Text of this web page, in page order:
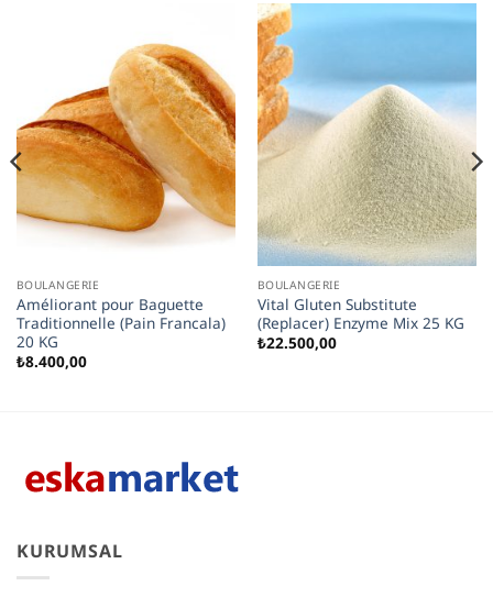
BOULANGERIE
Améliorant pour Baguette
Traditionnelle (Pain Francala)
20 KG
₺8.400,00
BOULANGERIE
Vital Gluten Substitute
(Replacer) Enzyme Mix 25 KG
₺22.500,00
KURUMSAL